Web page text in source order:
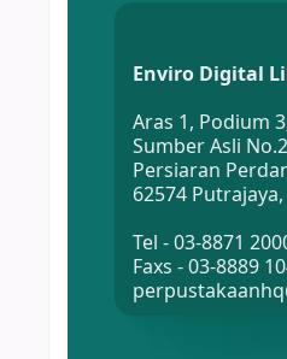
Enviro Digital
Aras 1, Podium
Sumber Asli
Persiaran
62574
Tel - 03-8871
Faxs - 03-8889